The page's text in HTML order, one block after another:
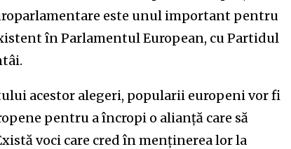
este unul important pentru
în Parlamentul European, cu Partidul
acestor alegeri, popularii europeni vor fi
pentru a încropi o alianță care să
voci care cred în menținerea lor la